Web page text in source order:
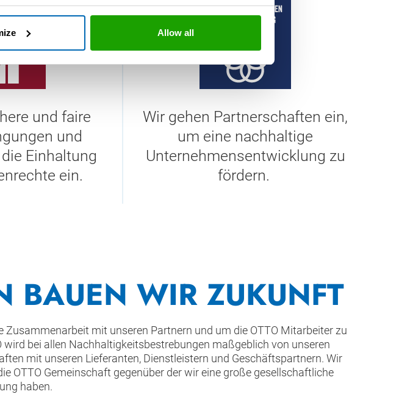
Allow all
und faire
und
Einhaltung
ein.
Wir gehen Partnerschaften ein,
um eine nachhaltige
Unternehmensentwicklung zu
fördern.
BAUEN WIR ZUKUNFT
mit unseren Partnern und um die OTTO Mitarbeiter zu
bei allen Nachhaltigkeitsbestrebungen maßgeblich von unseren
mit unseren Lieferanten, Dienstleistern und Geschäftspartnern. Wir
OTTO Gemeinschaft gegenüber der wir eine große gesellschaftliche
haben.